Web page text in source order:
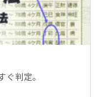
判定。